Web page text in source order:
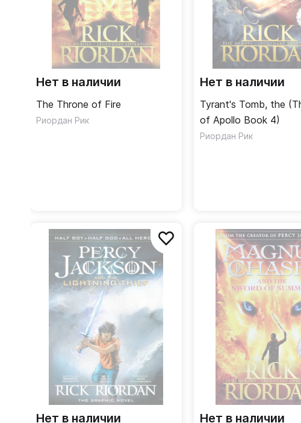
Нет в наличии
The Throne of Fire
Риордан Рик
Нет в наличии
Tyrant's Tomb, the
of Apollo Book 4)
Риордан Рик
Нет в наличии Нет в наличии